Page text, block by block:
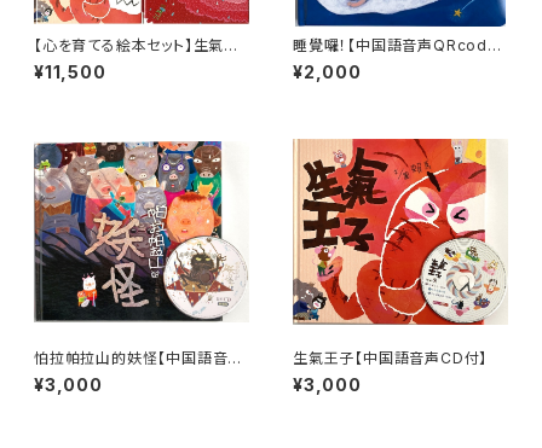
【心を育てる絵本セット】生氣王
子・愛哭公主・勇敢的小火車・朱
瑞福的游泳課
¥11,500
睡覺囉！【中国語音声QRcode
付】
¥2,000
怕拉帕拉山的妋怪【中国語音声
CD付】
¥3,000
生氣王子【中国語音声CD付】
¥3,000